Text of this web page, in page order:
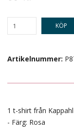
KÖP
Artikelnummer:
1 t-shirt från
- Färg: Rosa